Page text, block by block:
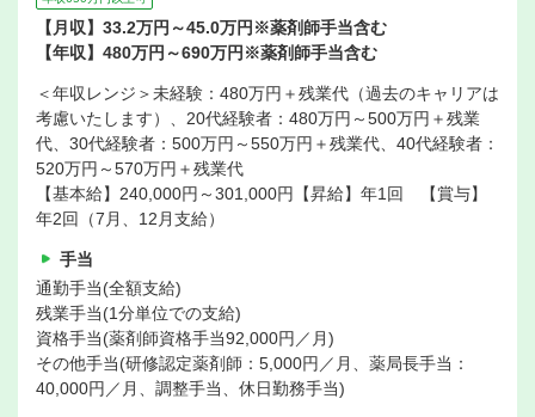
【月収】33.2万円～45.0万円※薬剤師手当含む
【年収】480万円～690万円※薬剤師手当含む
＜年収レンジ＞未経験：480万円＋残業代（過去のキャリアは
考慮いたします）、20代経験者：480万円～500万円＋残業
代、30代経験者：500万円～550万円＋残業代、40代経験者：
520万円～570万円＋残業代
【基本給】240,000円～301,000円【昇給】年1回 【賞与】
年2回（7月、12月支給）
手当
通勤手当(全額支給)
残業手当(1分単位での支給)
資格手当(薬剤師資格手当92,000円／月)
その他手当(研修認定薬剤師：5,000円／月、薬局長手当：
40,000円／月、調整手当、休日勤務手当)